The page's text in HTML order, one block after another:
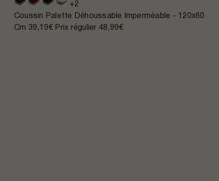
+2
Coussin Palette Déhoussable Imperméable - 120x60
Cm 39,19€ Prix régulier 48,99€